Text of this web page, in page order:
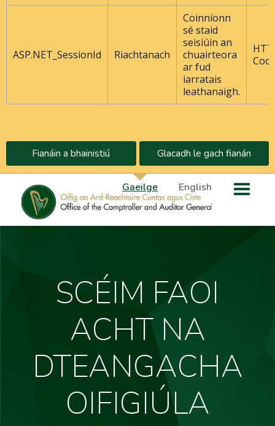
ASP.NET_SessionId Riachtanach
Coinníonn
sé staid
seisiúin an
chuairteora
ar fud
iarratais
leathanaigh.
Fianáin a bhainistiú Glacadh le gach fianán
Gaeilge English
SCÉIM FAOI
ACHT NA
DTEANGACHA
OIFIGIÚLA